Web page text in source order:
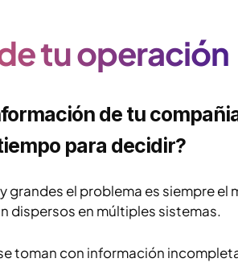
tu operación
de tu
para decidir?
grandes el problema es siempre el
dispersos en múltiples sistemas.
toman con información